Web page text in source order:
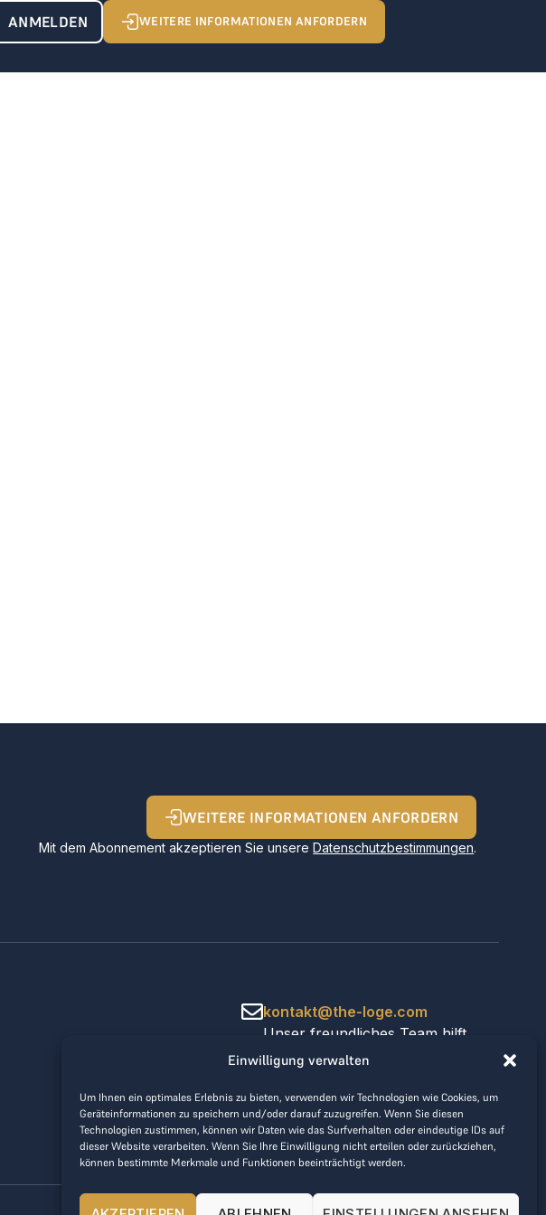
Einwilligung verwalten
Um Ihnen ein optimales Erlebnis zu bieten, verwenden wir Technologien wie Cookies, um
Geräteinformationen zu speichern und/oder darauf zuzugreifen. Wenn Sie diesen
Technologien zustimmen, können wir Daten wie das Surfverhalten oder eindeutige IDs auf
dieser Website verarbeiten. Wenn Sie Ihre Einwilligung nicht erteilen oder zurückziehen,
können bestimmte Merkmale und Funktionen beeinträchtigt werden.
ANMELDEN WEITERE INFORMATIONEN ANFORDERN
WEITERE INFORMATIONEN ANFORDERN
Mit dem Abonnement akzeptieren Sie unsereDatenschutzbestimmungen.
kontakt@the-loge.com
Unser freundliches Team hilft
Ihnen gerne weiter.
Mo-Fr von 8:00 bis 17:00 Uhr.